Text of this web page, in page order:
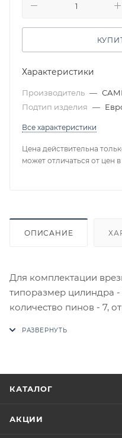
Характеристики
Производитель —
Подтип изделия —
Все характеристики
Цена действительна
может отличаться от цен
ОПИСАНИЕ
Для комплектации
типоразмер цилиндра
количество пинов - 7,
Цены на сайте не
КАТАЛОГ
АКЦИИ